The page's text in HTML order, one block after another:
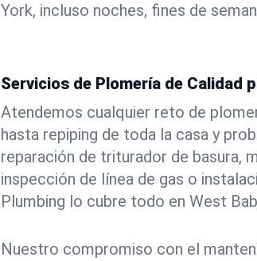
York, incluso noches, fines de
Servicios de Plomería de Calidad
Atendemos cualquier reto de
hasta repiping de toda la casa y
reparación de triturador de basura,
inspección de línea de gas o
Plumbing lo cubre todo en West
Nuestro compromiso con el